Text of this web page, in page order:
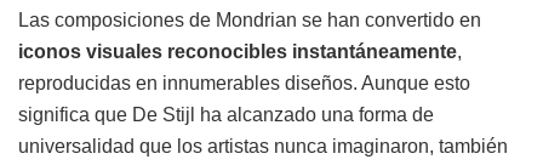
Las composiciones de Mondrian se han convertido en
iconos visuales reconocibles instantáneamente,
reproducidas en innumerables diseños. Aunque esto
significa que De Stijl ha alcanzado una forma de
universalidad que los artistas nunca imaginaron, también